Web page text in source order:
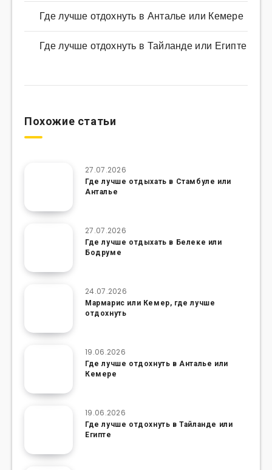
Где лучше отдохнуть в Анталье или Кемере
Где лучше отдохнуть в Тайланде или Египте
Похожие статьи
27.07.2026
Где лучше отдыхать в Стамбуле или
Анталье
27.07.2026
Где лучше отдыхать в Белеке или
Бодруме
24.07.2026
Мармарис или Кемер, где лучше
отдохнуть
19.06.2026
Где лучше отдохнуть в Анталье или
Кемере
19.06.2026
Где лучше отдохнуть в Тайланде или
Египте